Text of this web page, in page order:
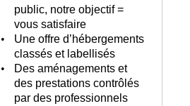
public, notre objectif =
vous satisfaire
Une offre d’hébergements
classés et labellisés
Des aménagements et
des prestations contrôlés
par des professionnels